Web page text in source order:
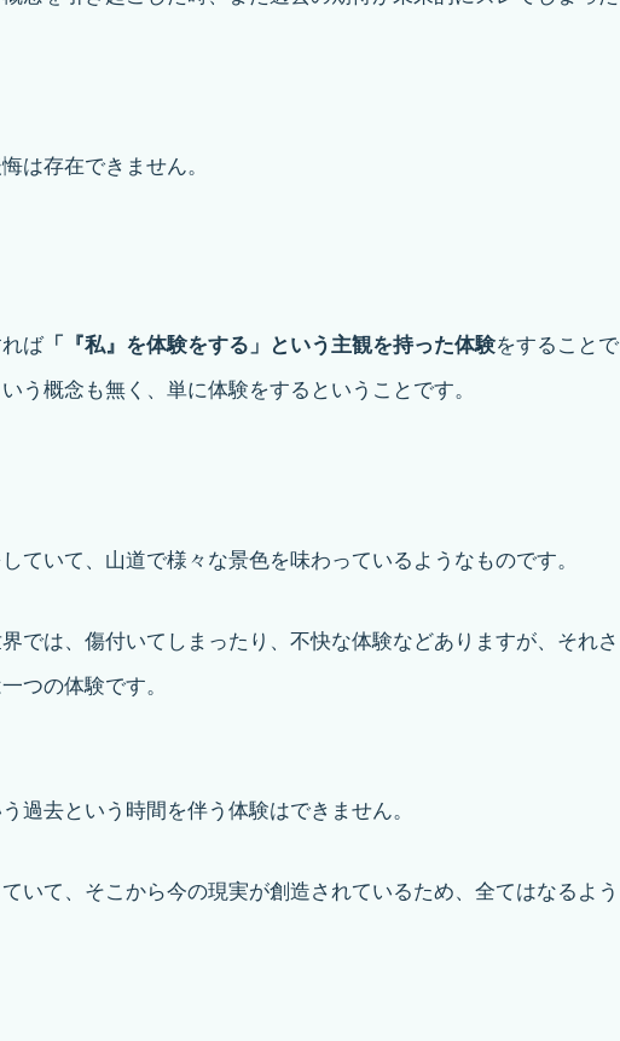
は存在できません。
ば「『私』を体験をする」という主観を持った体験をすることで
う概念も無く、単に体験をするということです。
ていて、山道で様々な景色を味わっているようなものです。
では、傷付いてしまったり、不快な体験などありますが、それさ
つの体験です。
過去という時間を伴う体験はできません。
いて、そこから今の現実が創造されているため、全てはなるよう